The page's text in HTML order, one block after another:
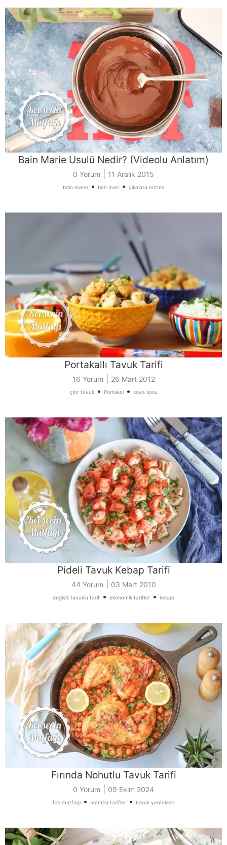
Bain Marie Usulü Nedir? (Videolu Anlatım)
0 Yorum 11 Aralık 2015
bain marie• ben mari• çikolata eritme
Portakallı Tavuk Tarifi
16 Yorum 26 Mart 2012
çıtır tavuk• Portakal• soya sosu
Pideli Tavuk Kebap Tarifi
44 Yorum 03 Mart 2010
değişik tavuklu tarif • ekonomik tarifler • kebap
Fırında Nohutlu Tavuk Tarifi
0 Yorum 09 Ekim 2024
fas mutfağı • nohutlu tarifler • tavuk yemekleri